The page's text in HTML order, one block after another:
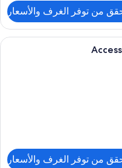
من توفر الغرف والأسعار
فراش متميزة وأسرّة بطبقة علوية
من توفر الغرف والأسعار